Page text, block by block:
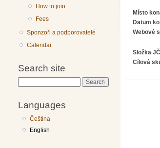
How to join
Fees
Sponzoři a podporovatelé
Calendar
Search site
Languages
Čeština
English
Místo
Datum
Webové
Složka
Cílová